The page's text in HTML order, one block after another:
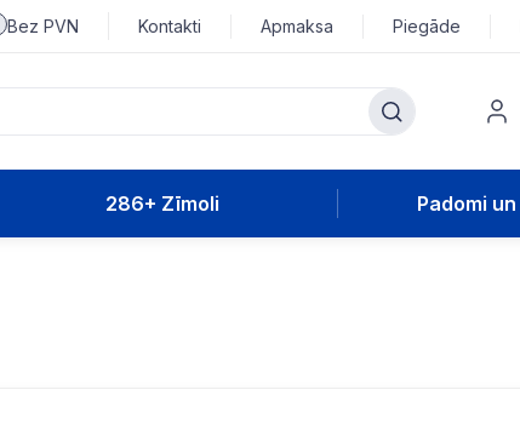
Bez PVN Kontakti Apmaksa Piegāde
286+ Zīmoli Padomi